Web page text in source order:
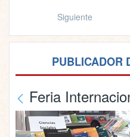
Siguiente
PUBLICADOR
Feria